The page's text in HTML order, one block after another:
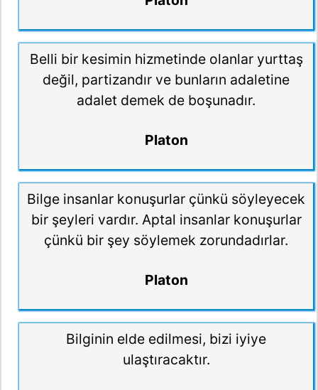
Belli bir kesimin hizmetinde olanlar yurttaş
değil, partizandır ve bunların adaletine
adalet demek de boşunadır.
Platon
Bilge insanlar konuşurlar çünkü söyleyecek
bir şeyleri vardır. Aptal insanlar konuşurlar
çünkü bir şey söylemek zorundadırlar.
Platon
Bilginin elde edilmesi, bizi iyiye
ulaştıracaktır.